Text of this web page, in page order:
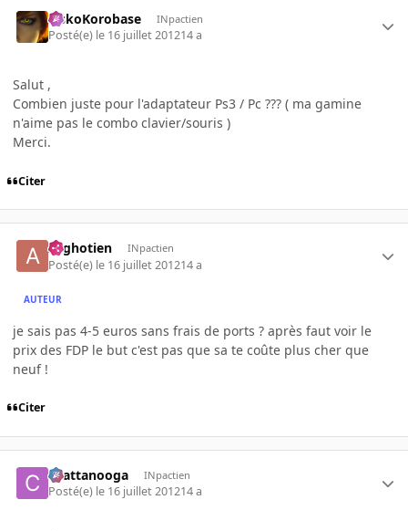
SiskoKorobase INpactien
Posté(e) le 16 juillet 201214 a
Salut ,
Combien juste pour l'adaptateur Ps3 / Pc ??? ( ma gamine
n'aime pas le combo clavier/souris )
Merci.
Citer
Arghotien INpactien
Posté(e) le 16 juillet 201214 a
AUTEUR
je sais pas 4-5 euros sans frais de ports ? après faut voir le
prix des FDP le but c'est pas que sa te coûte plus cher que
neuf !
Citer
chattanooga INpactien
Posté(e) le 16 juillet 201214 a